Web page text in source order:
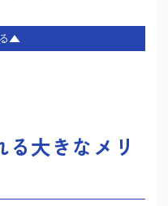
▲
る大きなメリ